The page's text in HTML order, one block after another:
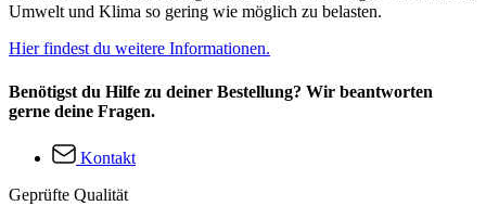
Umwelt und Klima so gering wie möglich zu belasten.
Hier findest du weitere Informationen.
Benötigst du Hilfe zu deiner Bestellung? Wir beantworten
gerne deine Fragen.
Kontakt
Geprüfte Qualität